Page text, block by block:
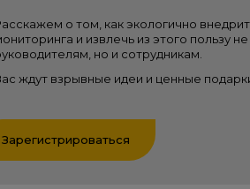
о том, как экологично
и извлечь из этого пользу
но и сотрудникам.
ждут взрывные идеи и ценные
Зарегистрироваться